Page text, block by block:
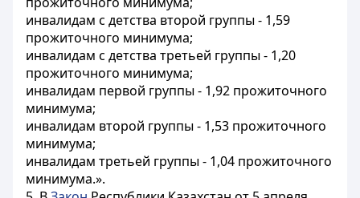
инвалидам с детства второй группы - 1,59
прожиточного минимума;
инвалидам с детства третьей группы - 1,20
прожиточного минимума;
инвалидам первой группы - 1,92 прожиточного
минимума;
инвалидам второй группы - 1,53 прожиточного
минимума;
инвалидам третьей группы - 1,04 прожиточного
минимума.».